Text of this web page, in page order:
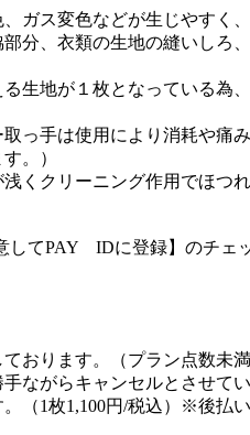
ス変色などが生じやすく
分、衣類の生地の縫いしろ
生地が１枚となっている為
っ手は使用により消耗や痛
。）
くクリーニング作用でほつれ
てPAY IDに登録】のチェ
おります。（プラン点数未
ながらキャンセルとさせてい
（1枚1,100円/税込）※後払